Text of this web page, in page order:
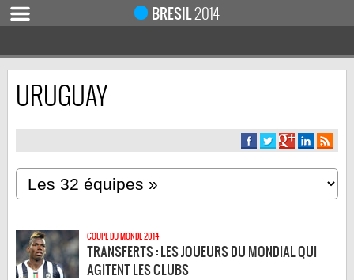
BRESIL2014
ACCUEIL
CALENDRIER / RÉSULTATS
DEMI-FINALES
CLASSEMENTS
URUGUAY
COUPE DU MONDE 2014
TRANSFERTS : LES JOUEURS DU MONDIAL QUI
AGITENT LES CLUBS